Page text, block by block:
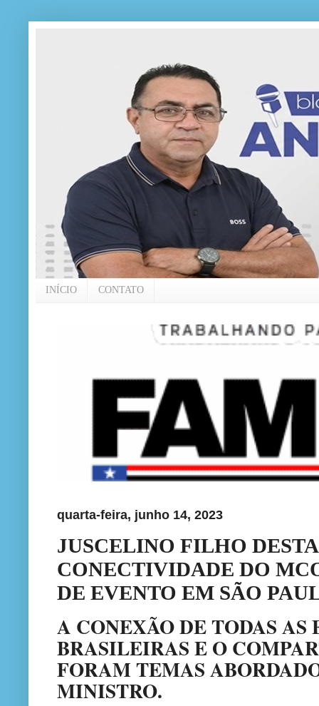
INÍCIO CONTATO
quarta-feira, junho 14, 2023
JUSCELINO FILHO
CONECTIVIDADE DO
DE EVENTO EM SÃO
A CONEXÃO DE TODAS AS
BRASILEIRAS E O
FORAM TEMAS
MINISTRO.